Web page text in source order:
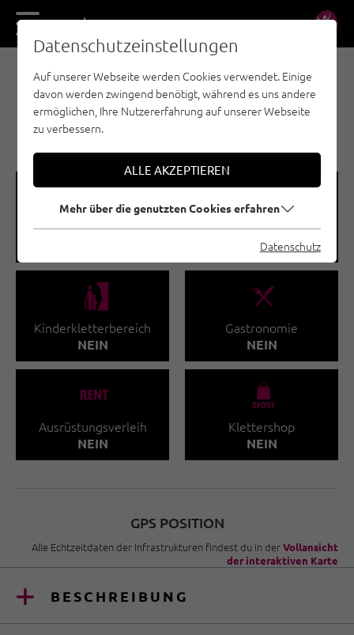
DE EN
KLETTERHALLE/-ANLAGE - STEINBERGE
KLETTERHALLE
WEISSBACH
🅩
Kletterfläche gesamt
🐡
Kletterkurse
NEIN
🅟
Kinderkletterbereich
NEIN
🌆
Gastronomie
NEIN
🐔
Ausrüstungsverleih
NEIN
🧀
Klettershop
NEIN
GPS POSITION
Alle Echtzeitdaten der Infrastrukturen findest du in derVollansicht
der interaktiven Karte
BESCHREIBUNG
Datenschutzeinstellungen
Auf unserer Webseite werden Cookies verwendet. Einige
davon werden zwingend benötigt, während es uns andere
ermöglichen, Ihre Nutzererfahrung auf unserer Webseite
zu verbessern.
ALLE AKZEPTIEREN
Mehr über die genutzten Cookies erfahren
Datenschutz